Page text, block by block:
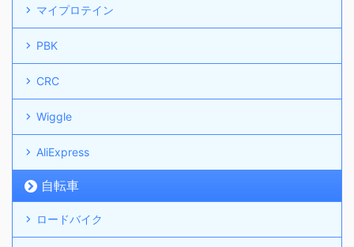
マイプロテイン
PBK
CRC
Wiggle
AliExpress
自転車
ロードバイク